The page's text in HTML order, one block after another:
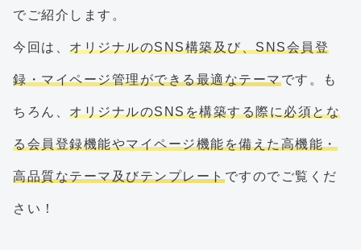
でご紹介します。
今回は、 オリジナルのSNS構築及び、SNS会員登
録・マイページ管理ができる最適なテーマです。も
ちろん、 オリジナルのSNSを構築する際に必須とな
る会員登録機能やマイページ機能を備えた高機能・
高品質なテーマ及びテンプレートですのでご覧くだ
さい！